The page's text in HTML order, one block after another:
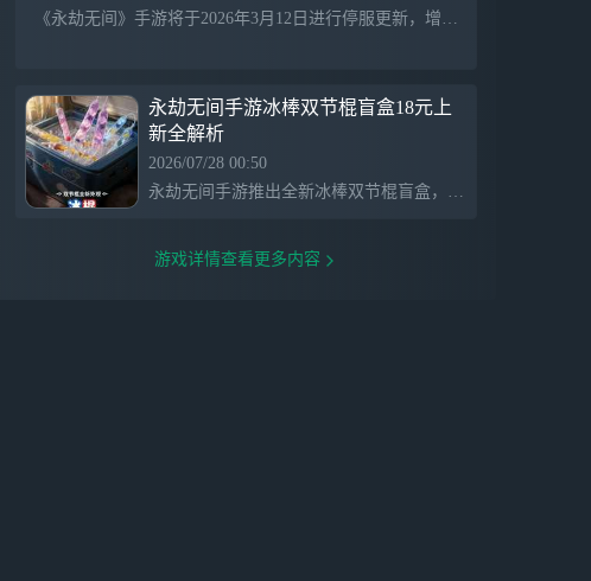
创飞索系统 世界任你触达利用飞索，翻飞
而危险的战场！5、英雄搭配组合 宿舍开黑
首选整体对局加速，战斗更频繁！四人小队
协作，减小单人压力，摸鱼也能痛快玩！更
多新玩法，即将到来！
《永劫无间》手游将于2026年3月12日进行停服更新，增加全新武器拳刃和双刃同源共鸣招式，推出天行赛季通行证包括基础、高级和典藏版，更新内容丰富，玩家可提前升级版本以领取奖励。
永劫无间手游冰棒双节棍盲盒18元上
新全解析
2026/07/28 00:50
永劫无间手游推出全新冰棒双节棍盲盒，售价18元，于本周四正式发售。开启后可随机解锁一款未拥有的双节棍皮肤，除了价格亲民，盲盒以四重口味为主题，预计在视觉和特效上有独特设计。虽然具体皮肤细节尚未公布，但可能会以不同冰品口味进行颜色和特效区分。盲盒机制限制了直接选择，适合喜欢收集的玩家。
游戏详情查看更多内容